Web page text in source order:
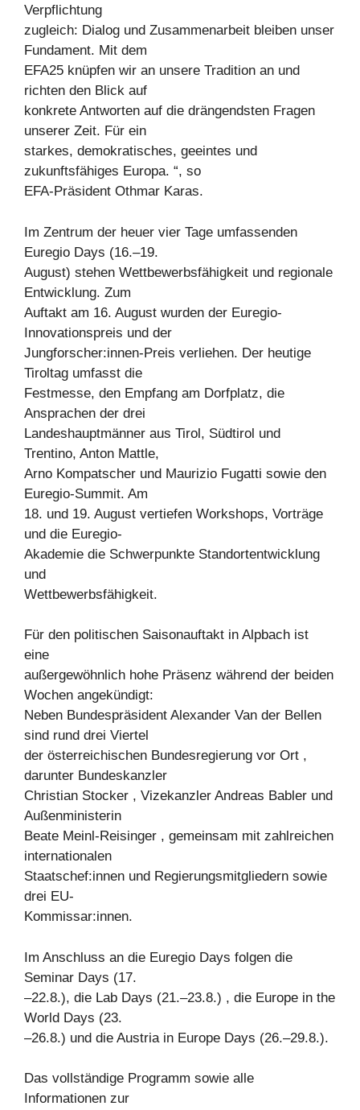
Verpflichtung
zugleich: Dialog und Zusammenarbeit bleiben unser
Fundament. Mit dem
EFA25 knüpfen wir an unsere Tradition an und
richten den Blick auf
konkrete Antworten auf die drängendsten Fragen
unserer Zeit. Für ein
starkes, demokratisches, geeintes und
zukunftsfähiges Europa. “, so
EFA-Präsident Othmar Karas.
Im Zentrum der heuer vier Tage umfassenden
Euregio Days (16.–19.
August) stehen Wettbewerbsfähigkeit und regionale
Entwicklung. Zum
Auftakt am 16. August wurden der Euregio-
Innovationspreis und der
Jungforscher:innen-Preis verliehen. Der heutige
Tiroltag umfasst die
Festmesse, den Empfang am Dorfplatz, die
Ansprachen der drei
Landeshauptmänner aus Tirol, Südtirol und
Trentino, Anton Mattle,
Arno Kompatscher und Maurizio Fugatti sowie den
Euregio-Summit. Am
18. und 19. August vertiefen Workshops, Vorträge
und die Euregio-
Akademie die Schwerpunkte Standortentwicklung
und
Wettbewerbsfähigkeit.
Für den politischen Saisonauftakt in Alpbach ist
eine
außergewöhnlich hohe Präsenz während der beiden
Wochen angekündigt:
Neben Bundespräsident Alexander Van der Bellen
sind rund drei Viertel
der österreichischen Bundesregierung vor Ort ,
darunter Bundeskanzler
Christian Stocker , Vizekanzler Andreas Babler und
Außenministerin
Beate Meinl-Reisinger , gemeinsam mit zahlreichen
internationalen
Staatschef:innen und Regierungsmitgliedern sowie
drei EU-
Kommissar:innen.
Im Anschluss an die Euregio Days folgen die
Seminar Days (17.
–22.8.), die Lab Days (21.–23.8.) , die Europe in the
World Days (23.
–26.8.) und die Austria in Europe Days (26.–29.8.).
Das vollständige Programm sowie alle
Informationen zur